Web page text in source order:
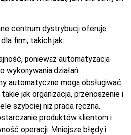
centrum dystrybucji oferuje
firm, takich jak:
ponieważ automatyzacja
wykonywania działań
automatyczne mogą obsługiwać
jak organizacja, przenoszenie i
szybciej niż praca ręczna.
produktów klientom i
operacji. Mniejsze błędy i